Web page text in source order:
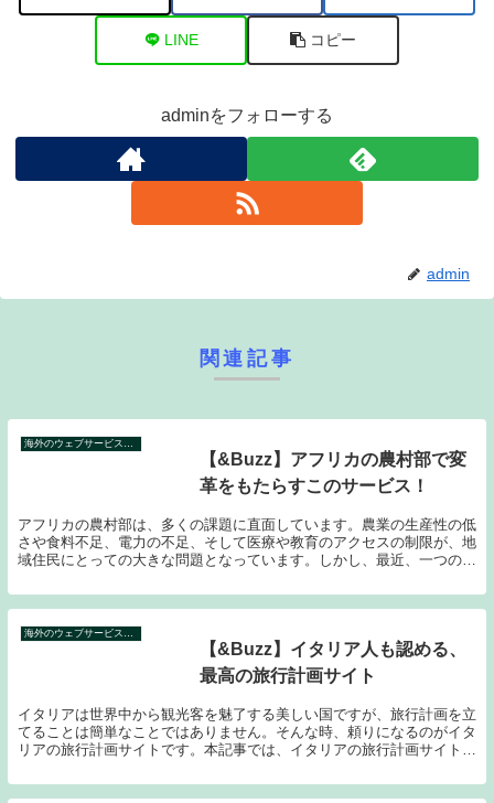
LINE コピー
adminをフォローする
admin
関連記事
海外のウェブサービス特集
【&Buzz】アフリカの農村部で変
革をもたらすこのサービス！
アフリカの農村部は、多くの課題に直面しています。農業の生産性の低
さや食料不足、電力の不足、そして医療や教育のアクセスの制限が、地
域住民にとっての大きな問題となっています。しかし、最近、一つの革
海外のウェブサービス特集
【&Buzz】イタリア人も認める、
最高の旅行計画サイト
イタリアは世界中から観光客を魅了する美しい国ですが、旅行計画を立
てることは簡単なことではありません。そんな時、頼りになるのがイタ
リアの旅行計画サイトです。本記事では、イタリアの旅行計画サイトの